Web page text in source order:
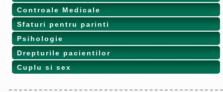
Controale Medicale
Sfaturi pentru parinti
Psihologie
Drepturile pacientilor
Cuplu si sex